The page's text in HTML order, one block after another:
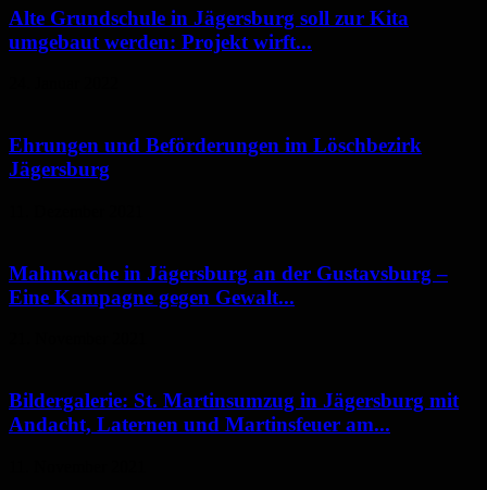
Alte Grundschule in Jägersburg soll zur Kita
umgebaut werden: Projekt wirft...
Ehrungen und Beförderungen im Löschbezirk
Jägersburg
Mahnwache in Jägersburg an der Gustavsburg –
Eine Kampagne gegen Gewalt...
Bildergalerie: St. Martinsumzug in Jägersburg mit
Andacht, Laternen und Martinsfeuer am...